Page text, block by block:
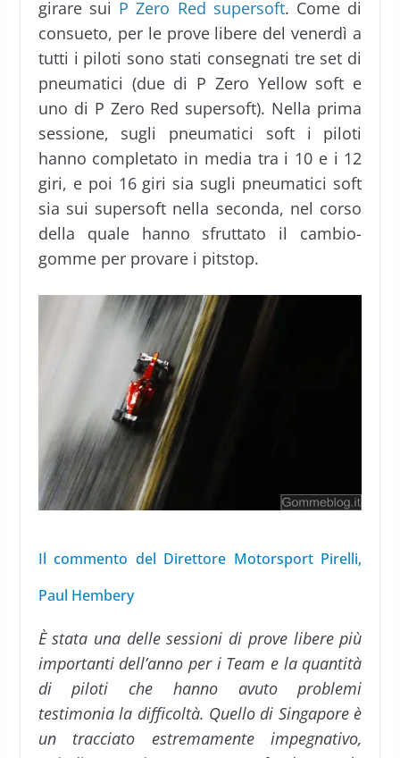
girare sui P Zero Red supersoft. Come di
consueto, per le prove libere del venerdì a
tutti i piloti sono stati consegnati tre set di
pneumatici (due di P Zero Yellow soft e
uno di P Zero Red supersoft). Nella prima
sessione, sugli pneumatici soft i piloti
hanno completato in media tra i 10 e i 12
giri, e poi 16 giri sia sugli pneumatici soft
sia sui supersoft nella seconda, nel corso
della quale hanno sfruttato il cambio-
gomme per provare i pitstop.
Il commento del Direttore Motorsport Pirelli,
Paul Hembery
È stata una delle sessioni di prove libere più
importanti dell’anno per i Team e la quantità
di piloti che hanno avuto problemi
testimonia la difficoltà. Quello di Singapore è
un tracciato estremamente impegnativo,